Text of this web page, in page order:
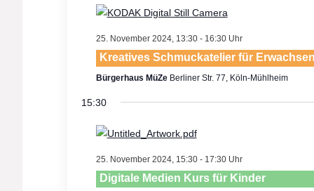
25. November 2024, 13:30- 16:30
Kreatives Schmuckatelier für
Bürgerhaus MüZe Berliner Str. 77, Köln-Mühlheim
15:30
25. November 2024, 15:30- 17:30
Digitale Medien Kurs für Kinder